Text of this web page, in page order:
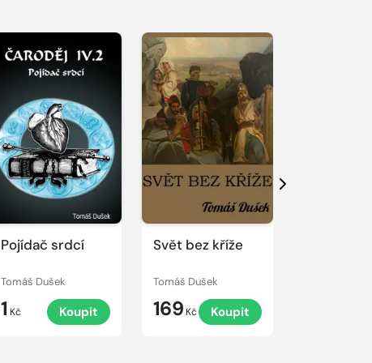
Pojídač srdcí
Tomáš Dušek
1 Kč Koupit
Svět bez kříže
Tomáš Dušek
169 Kč Koupit
Další